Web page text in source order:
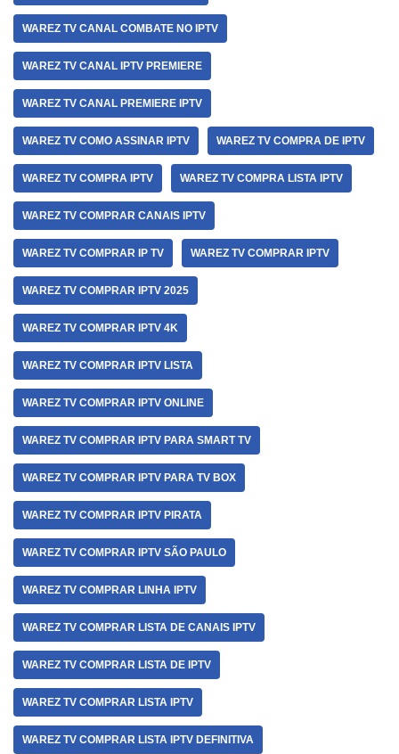
WAREZ TV CANAL COMBATE NO IPTV
WAREZ TV CANAL IPTV PREMIERE
WAREZ TV CANAL PREMIERE IPTV
WAREZ TV COMO ASSINAR IPTV WAREZ TV COMPRA DE IPTV
WAREZ TV COMPRA IPTV WAREZ TV COMPRA LISTA IPTV
WAREZ TV COMPRAR CANAIS IPTV
WAREZ TV COMPRAR IP TV WAREZ TV COMPRAR IPTV
WAREZ TV COMPRAR IPTV 2025
WAREZ TV COMPRAR IPTV 4K
WAREZ TV COMPRAR IPTV LISTA
WAREZ TV COMPRAR IPTV ONLINE
WAREZ TV COMPRAR IPTV PARA SMART TV
WAREZ TV COMPRAR IPTV PARA TV BOX
WAREZ TV COMPRAR IPTV PIRATA
WAREZ TV COMPRAR IPTV SÃO PAULO
WAREZ TV COMPRAR LINHA IPTV
WAREZ TV COMPRAR LISTA DE CANAIS IPTV
WAREZ TV COMPRAR LISTA DE IPTV
WAREZ TV COMPRAR LISTA IPTV
WAREZ TV COMPRAR LISTA IPTV DEFINITIVA